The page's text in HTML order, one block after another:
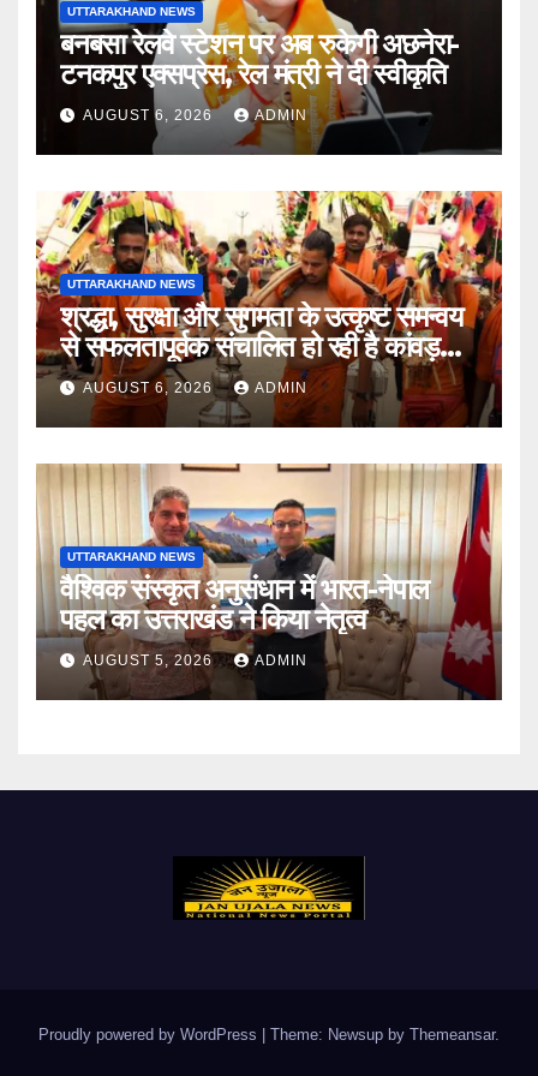
UTTARAKHAND NEWS
बनबसा रेलवे स्टेशन पर अब रुकेगी अछनेरा-
टनकपुर एक्सप्रेस, रेल मंत्री ने दी स्वीकृति
AUGUST 6, 2026 ADMIN
UTTARAKHAND NEWS
श्रद्धा, सुरक्षा और सुगमता के उत्कृष्ट समन्वय
से सफलतापूर्वक संचालित हो रही है कांवड़
यात्रा
AUGUST 6, 2026 ADMIN
UTTARAKHAND NEWS
वैश्विक संस्कृत अनुसंधान में भारत-नेपाल
पहल का उत्तराखंड ने किया नेतृत्व
AUGUST 5, 2026 ADMIN
Proudly powered by WordPress Theme: Newsup by Themeansar.